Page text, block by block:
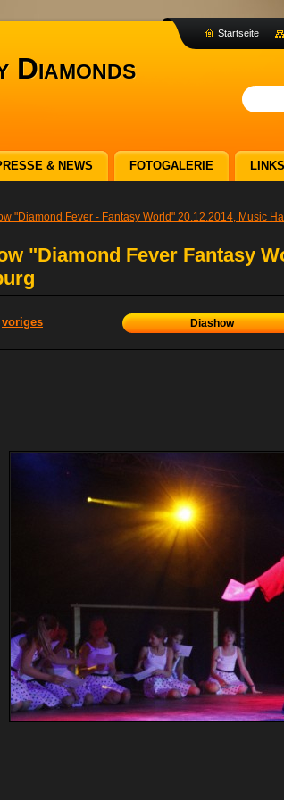
"Diamond Fever - Fantasy World" 20.12.2014, Music
"Diamond Fever Fantasy
voriges Diashow
& NEWS FOTOGALERIE LINKS
Startseite